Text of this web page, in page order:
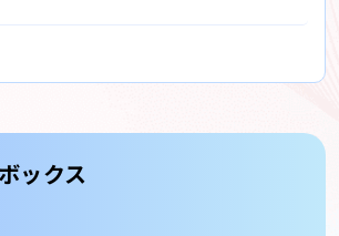
ックス